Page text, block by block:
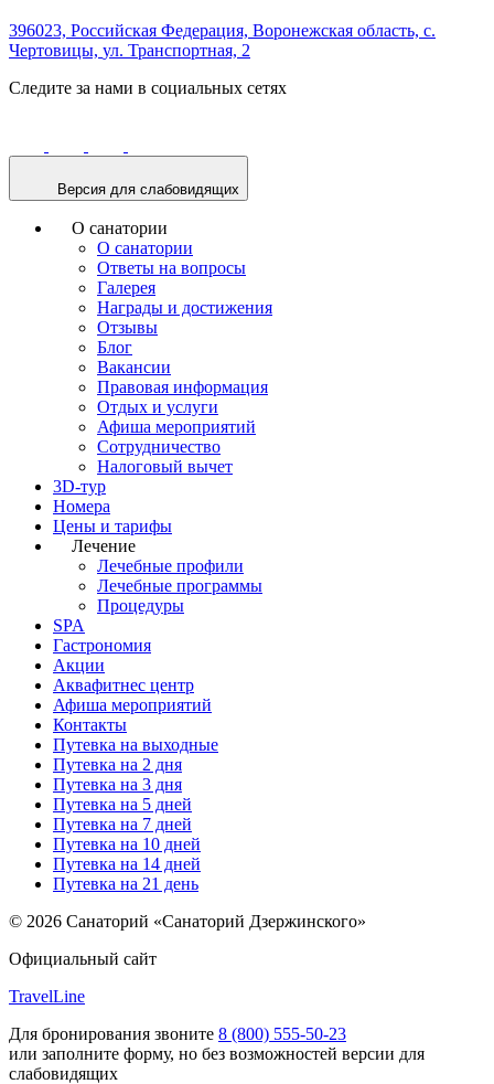
396023, Российская Федерация, Воронежская область, с.
Чертовицы, ул. Транспортная, 2
Следите за нами в социальных сетях
Версия для слабовидящих
О санатории
О санатории
Ответы на вопросы
Галерея
Награды и достижения
Отзывы
Блог
Вакансии
Правовая информация
Отдых и услуги
Афиша мероприятий
Сотрудничество
Налоговый вычет
3D-тур
Номера
Цены и тарифы
Лечение
Лечебные профили
Лечебные программы
Процедуры
SPA
Гастрономия
Акции
Аквафитнес центр
Афиша мероприятий
Контакты
Путевка на выходные
Путевка на 2 дня
Путевка на 3 дня
Путевка на 5 дней
Путевка на 7 дней
Путевка на 10 дней
Путевка на 14 дней
Путевка на 21 день
© 2026 Санаторий «Санаторий Дзержинского»
Официальный сайт
TravelLine
Для бронирования звоните 8 (800) 555-50-23
или заполните форму, но без возможностей версии для
слабовидящих